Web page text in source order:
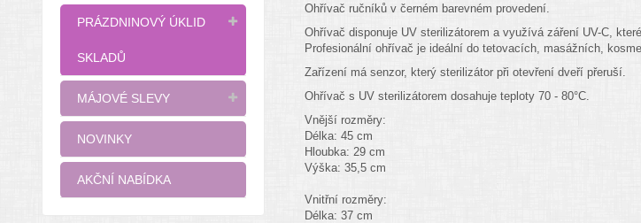
PRÁZDNINOVÝ ÚKLID
SKLADŮ
MÁJOVÉ SLEVY
NOVINKY
AKČNÍ NABÍDKA
Ohřívač ručníků v černém barevném provedení.
Ohřívač disponuje UV sterilizátorem a využívá záření UV-C,
Profesionální ohřívač je ideální do tetovacích, masážních,
Zařízení má senzor, který sterilizátor při otevření dveří přeruší.
Ohřívač s UV sterilizátorem dosahuje teploty 70 - 80°C.
Vnější rozměry:
Délka: 45 cm
Hloubka: 29 cm
Výška: 35,5 cm
Vnitřní rozměry:
Délka: 37 cm